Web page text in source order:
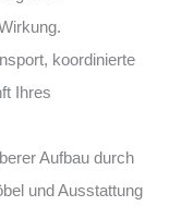
koordinierte
Ihres
Aufbau durch
und Ausstattung